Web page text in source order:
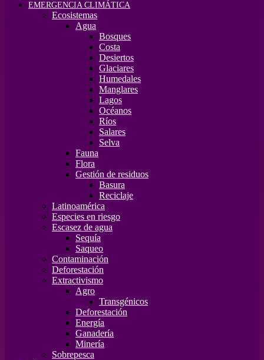
EMERGENCIA CLIMÁTICA
Ecosistemas
Agua
Bosques
Costa
Desiertos
Glaciares
Humedales
Manglares
Lagos
Océanos
Ríos
Salares
Selva
Fauna
Flora
Gestión de residuos
Basura
Reciclaje
Latinoamérica
Especies en riesgo
Escasez de agua
Sequía
Saqueo
Contaminación
Deforestación
Extractivismo
Agro
Transgénicos
Deforestación
Energía
Ganadería
Minería
Sobrepesca